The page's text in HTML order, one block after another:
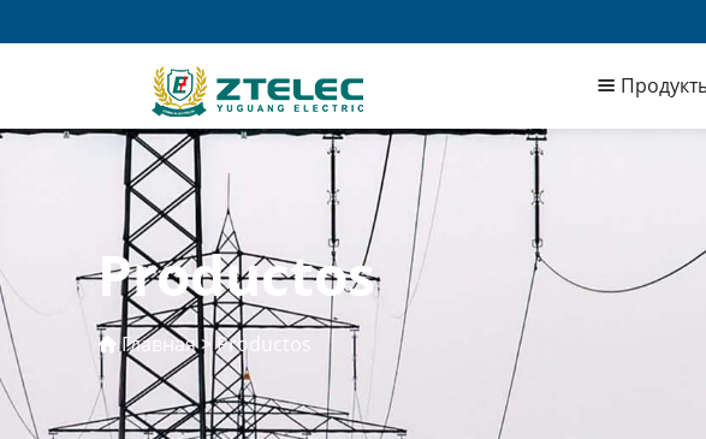
Productos
Главная>Productos